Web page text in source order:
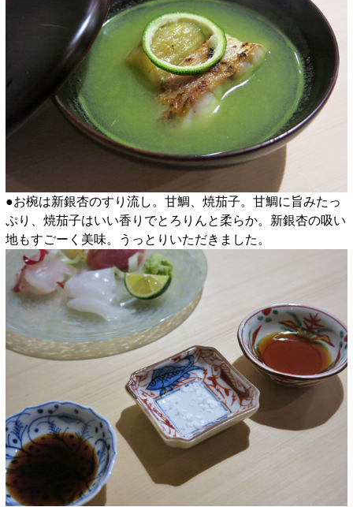
●お椀は新銀杏のすり流し。甘鯛、焼茄子。甘鯛に旨みたっ
ぷり、焼茄子はいい香りでとろりんと柔らか。新銀杏の吸い
地もすごーく美味。うっとりいただきました。